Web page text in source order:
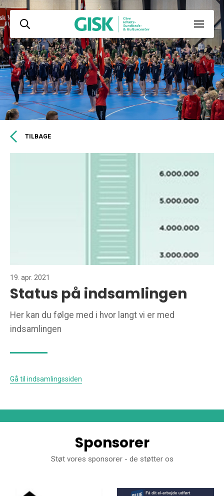
TILBAGE
19. apr. 2021
Status på indsamlingen
Her kan du følge med i hvor langt vi er med
indsamlingen
Gå til indsamlingssiden
Sponsorer
Støt vores sponsorer - de støtter os